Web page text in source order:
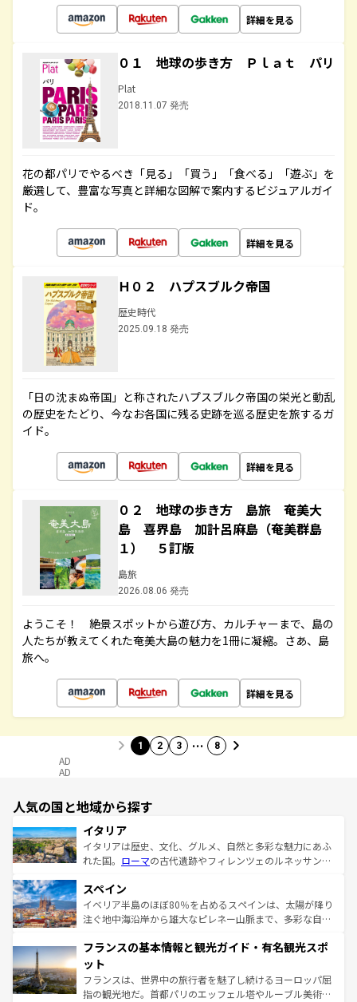
詳細を見る
０１ 地球の歩き方 Ｐｌａｔ パリ
Plat
2018.11.07 発売
花の都パリでやるべき「見る」「買う」「食べる」「遊ぶ」を
厳選して、豊富な写真と詳細な図解で案内するビジュアルガイ
ド。
詳細を見る
Ｈ０２ ハプスブルク帝国
歴史時代
2025.09.18 発売
「日の沈まぬ帝国」と称されたハプスブルク帝国の栄光と動乱
の歴史をたどり、今なお各国に残る史跡を巡る歴史を旅するガ
イド。
詳細を見る
０２ 地球の歩き方 島旅 奄美大
島 喜界島 加計呂麻島（奄美群島
１） ５訂版
島旅
2026.08.06 発売
ようこそ！ 絶景スポットから遊び方、カルチャーまで、島の
人たちが教えてくれた奄美大島の魅力を1冊に凝縮。さあ、島
旅へ。
詳細を見る
1 2 3 … 8
AD
AD
人気の国と地域から探す
イタリア
イタリアは歴史、文化、グルメ、自然と多彩な魅力にあふ
れた国。 ローマの古代遺跡やフィレンツェのルネッサンス
ろん、トスカーナの美しい田園風景やアマルフィ海岸の絶
景など、自然景観も見逃せない。観光の合間には、本場の
ピザやパスタなど、絶品のイタリア料理を堪能することも
ませてくれるイタリアで、忘れられない旅をしてみよう！
なお、新着のイタリア情報は
しい。
スペイン
イベリア半島のほぼ80％を占めるスペインは、太陽が降り
注ぐ地中海沿岸から雄大なピレネー山脈まで、多彩な自然
文化が根付くこの国では、情熱的なフラメンコ、熱気あふ
れる闘牛、そして美味しいタパスが生活の一部となってい
る。首都マドリードの洗練された雰囲気や、バルセロナの
アートに溢れた街角から、地方では古代ローマ遺跡や中世
フランスの基本情報と観光ガイド・有名観光スポ
ット
フランスは、世界中の旅行者を魅了し続けるヨーロッパ屈
指の観光地だ。首都パリのエッフェル塔やルーブル美術館